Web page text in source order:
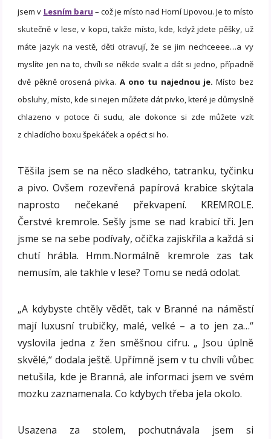
jsem v Lesním baru – což je místo nad Horní Lipovou. Je to místo
skutečně v lese, v kopci, takže místo, kde, když jdete pěšky, už
máte jazyk na vestě, děti otravují, že se jim nechceeee…a vy
myslíte jen na to, chvíli se někde svalit a dát si jedno, případně
dvě pěkně orosená pivka. A ono tu najednou je. Místo bez
obsluhy, místo, kde si nejen můžete dát pivko, které je důmyslně
chlazeno v potoce či sudu, ale dokonce si zde můžete vzít
z chladícího boxu špekáček a opéct si ho.
Těšila jsem se na něco sladkého, tatranku, tyčinku
a pivo. Ovšem rozevřená papírová krabice skýtala
naprosto nečekané překvapení. KREMROLE.
Čerstvé kremrole. Sešly jsme se nad krabicí tři. Jen
jsme se na sebe podívaly, očička zajiskřila a každá si
chutí hrábla. Hmm..Normálně kremrole zas tak
nemusím, ale takhle v lese? Tomu se nedá odolat.
„A kdybyste chtěly vědět, tak v Branné na náměstí
mají luxusní trubičky, malé, velké – a to jen za…“
vyslovila jedna z žen směšnou cifru. „ Jsou úplně
skvělé,“ dodala ještě. Upřímně jsem v tu chvíli vůbec
netušila, kde je Branná, ale informaci jsem ve svém
mozku zaznamenala. Co kdybych třeba jela okolo.
Usazena za stolem, pochutnávala jsem si